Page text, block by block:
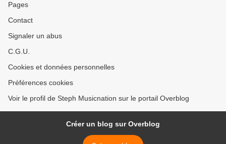
Pages
Contact
Signaler un abus
C.G.U.
Cookies et données personnelles
Préférences cookies
Voir le profil de Steph Musicnation sur le portail Overblog
Créer un blog sur Overblog